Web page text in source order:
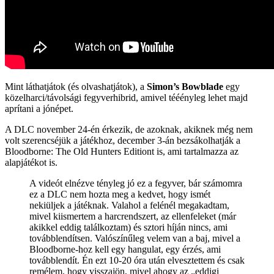
Mint láthatjátok (és olvashatjátok), a Simon’s Bowblade egy
közelharci/távolsági fegyverhibrid, amivel tééényleg lehet majd
aprítani a jónépet.
A DLC november 24-én érkezik, de azoknak, akiknek még nem
volt szerencséjük a játékhoz, december 3-án bezsákolhatják a
Bloodborne: The Old Hunters Editiont is, ami tartalmazza az
alapjátékot is.
A videót elnézve tényleg jó ez a fegyver, bár számomra
ez a DLC nem hozta meg a kedvet, hogy ismét
nekiüljek a játéknak. Valahol a felénél megakadtam,
mivel kiismertem a harcrendszert, az ellenfeleket (már
akikkel eddig találkoztam) és sztori híján nincs, ami
továbblendítsen. Valószínűleg velem van a baj, mivel a
Bloodborne-hoz kell egy hangulat, egy érzés, ami
továbblendít. Én ezt 10-20 óra után elvesztettem és csak
remélem, hogy visszajön, mivel ahogy az „eddigi